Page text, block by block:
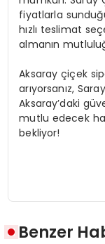
fiyatlarla
hızlı teslimat
almanın
Aksaray çiçek
arıyorsanız,
Aksaray’daki
mutlu edecek
bekliyor!
Benzer